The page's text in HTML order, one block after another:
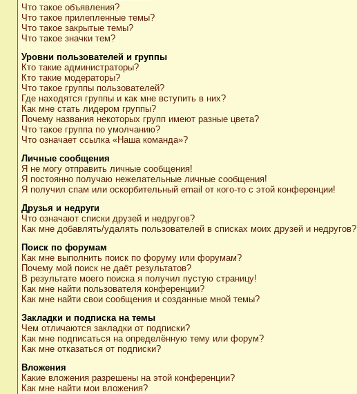
Что такое объявления?
Что такое прилепленные темы?
Что такое закрытые темы?
Что такое значки тем?
Уровни пользователей и группы
Кто такие администраторы?
Кто такие модераторы?
Что такое группы пользователей?
Где находятся группы и как мне вступить в них?
Как мне стать лидером группы?
Почему названия некоторых групп имеют разные цвета?
Что такое группа по умолчанию?
Что означает ссылка «Наша команда»?
Личные сообщения
Я не могу отправить личные сообщения!
Я постоянно получаю нежелательные личные сообщения!
Я получил спам или оскорбительный email от кого-то с этой конференции!
Друзья и недруги
Что означают списки друзей и недругов?
Как мне добавлять/удалять пользователей в списках моих друзей и недругов?
Поиск по форумам
Как мне выполнить поиск по форуму или форумам?
Почему мой поиск не даёт результатов?
В результате моего поиска я получил пустую страницу!
Как мне найти пользователя конференции?
Как мне найти свои сообщения и созданные мной темы?
Закладки и подписка на темы
Чем отличаются закладки от подписки?
Как мне подписаться на определённую тему или форум?
Как мне отказаться от подписки?
Вложения
Какие вложения разрешены на этой конференции?
Как мне найти мои вложения?